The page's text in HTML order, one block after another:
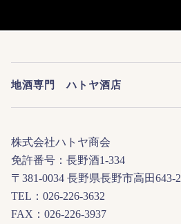
地酒専門 ハトヤ酒店
株式会社ハトヤ商会
免許番号：長野酒1-334
〒381-0034 長野県長野市高田643-2
TEL：026-226-3632
FAX：026-226-3937